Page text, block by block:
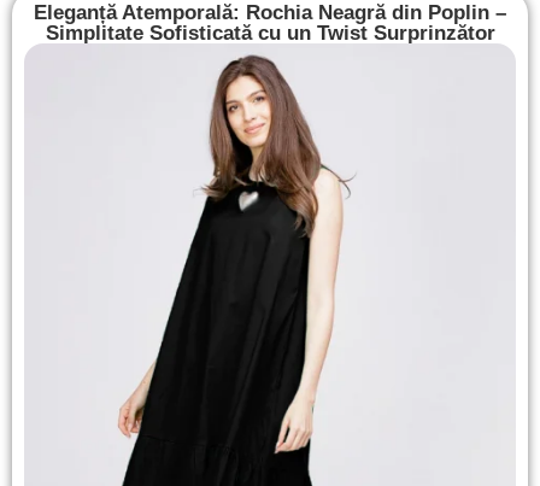
Eleganță Atemporală: Rochia Neagră din Poplin –
Simplitate Sofisticată cu un Twist Surprinzător